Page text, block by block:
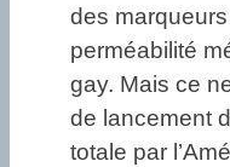
des
perméabilité
gay. Mais ce
de lancement
totale par